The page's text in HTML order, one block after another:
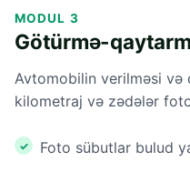
MODUL 3
Götürmə-
Avtomobilin verilməsi və
kilometraj və zədələr
Foto sübutlar bulud